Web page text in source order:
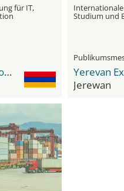
für IT,
Karen Demirchyan-Komplex
Studium und
Yerevan
Jerewan